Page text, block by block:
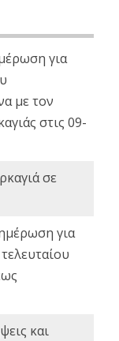
για
με τον
στις 09-
σε
για
και